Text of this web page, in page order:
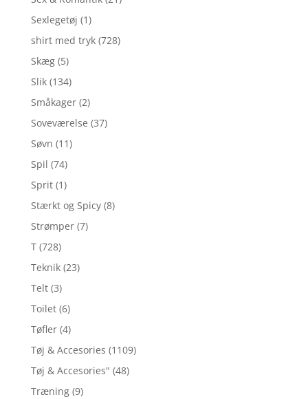
Sexlegetøj (1)
shirt med tryk (728)
Skæg (5)
Slik (134)
Småkager (2)
Soveværelse (37)
Søvn (11)
Spil (74)
Sprit (1)
Stærkt og Spicy (8)
Strømper (7)
T (728)
Teknik (23)
Telt (3)
Toilet (6)
Tøfler (4)
Tøj & Accesories (1109)
Tøj & Accesories" (48)
Træning (9)